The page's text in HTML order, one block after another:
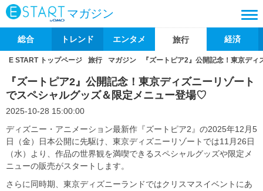
マガジン
総合 トレンド エンタメ 旅行 経済
E START トップページ 旅行 マガジン 『ズートピア2』公開記念！東京デ
『ズートピア2』公開記念！東京ディズニーリゾート
でスペシャルグッズ＆限定メニュー登場♡
2025-10-28 15:00:00
ディズニー・アニメーション最新作『ズートピア2』の2025年12月5
日（金）日本公開に先駆け、東京ディズニーリゾートでは11月26日
（水）より、作品の世界観を満喫できるスペシャルグッズや限定メ
ニューの販売がスタートします。
さらに同時期、東京ディズニーランドではクリスマスイベントにあ